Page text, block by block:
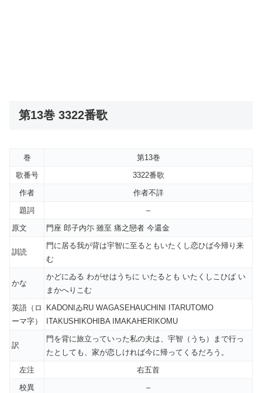
第13巻 3322番歌
巻
第13巻
歌番号
3322番歌
作者
作者不詳
題詞
–
原文
門座 郎子内尓 雖至 痛之戀者 今還金
訓読
門に居る我が背は宇智に至るともいたくし恋ひば今帰り来
む
かな
かどにゐる わがせはうちに いたるとも いたくしこひば い
まかへりこむ
英語（ロ
ーマ字）
KADONIゐRU WAGASEHAUCHINI ITARUTOMO
ITAKUSHIKOHIBA IMAKAHERIKOMU
訳
門を背に旅立っていった私の夫は、宇智（うち）まで行っ
たとしても、家が恋しければ今に帰ってくるだろう。
左注
右五首
校異
–